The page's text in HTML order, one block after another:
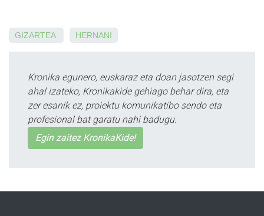
GIZARTEA HERNANI
Kronika egunero, euskaraz eta doan jasotzen segi
ahal izateko, Kronikakide gehiago behar dira, eta
zer esanik ez, proiektu komunikatibo sendo eta
profesional bat garatu nahi badugu.
Egin zaitez KronikaKide!